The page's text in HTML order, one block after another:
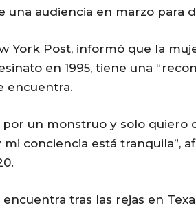
una audiencia en marzo para
York Post, informó que la
en 1995, tiene una
encuentra.
por un monstruo y solo quiero
conciencia está tranquila”,
encuentra tras las rejas en